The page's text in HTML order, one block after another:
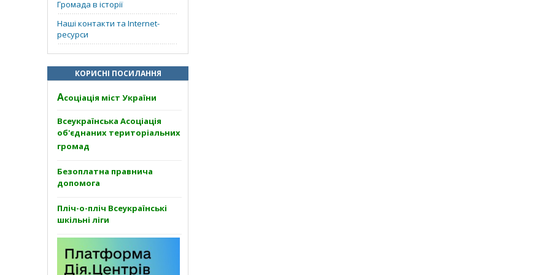
Громада в історії
Наші контакти та Internet-
ресурси
КОРИСНІ ПОСИЛАННЯ
Асоціація міст України
Всеукраїнська Асоціація
об'єднаних територіальних
громад
Безоплатна правнича
допомога
Пліч-о-пліч Всеукраїнські
шкільні ліги